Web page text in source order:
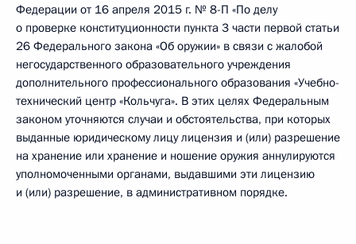
Федерации от 16 апреля 2015 г. № 8-П «По делу
о проверке конституционности пункта 3 части первой статьи
26 Федерального закона «Об оружии» в связи с жалобой
негосударственного образовательного учреждения
дополнительного профессионального образования «Учебно-
технический центр «Кольчуга». В этих целях Федеральным
законом уточняются случаи и обстоятельства, при которых
выданные юридическому лицу лицензия и (или) разрешение
на хранение или хранение и ношение оружия аннулируются
уполномоченными органами, выдавшими эти лицензию
и (или) разрешение, в административном порядке.